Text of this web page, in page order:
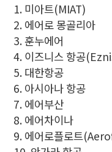
미아트(MIAT)
에어로 몽골리아
훈누에어
이즈니스 항공
대한항공
아시아나 항공
에어부산
에어차이나
에어로플로트